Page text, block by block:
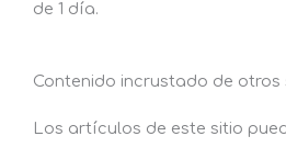
de 1 día.
Contenido incrustado de otros
Los artículos de este sitio